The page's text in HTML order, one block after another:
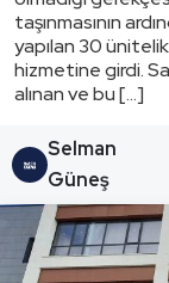
taşınmasının
yapılan 30 ünitelik
hizmetine girdi.
alınan ve bu […]
Selman
Güneş